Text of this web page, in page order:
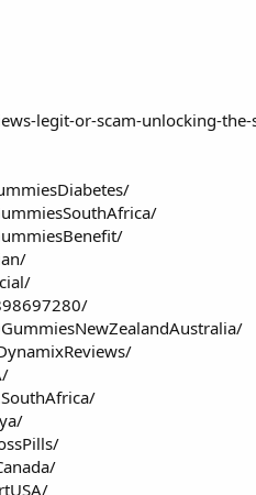
legit-or-scam-unlocking-